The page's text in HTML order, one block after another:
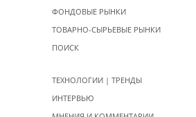
ФОНДОВЫЕ РЫНКИ
ТОВАРНО-СЫРЬЕВЫЕ РЫНКИ
ПОИСК
ТЕХНОЛОГИИ | ТРЕНДЫ
ИНТЕРВЬЮ